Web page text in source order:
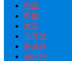
印尼
希腊
冰岛
马耳他
塞浦路
匈牙利